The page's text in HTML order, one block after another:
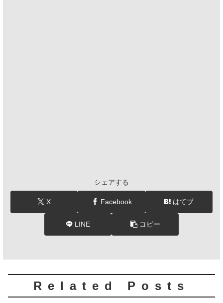
シェアする
X Facebook はてブ
LINE コピー
Related Posts